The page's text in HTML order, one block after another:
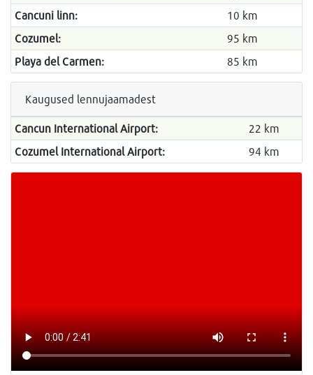
Cancuni linn:
10 km
Cozumel:
95 km
Playa del Carmen:
85 km
Kaugused lennujaamadest
Cancun International Airport:
22 km
Cozumel International Airport:
94 km